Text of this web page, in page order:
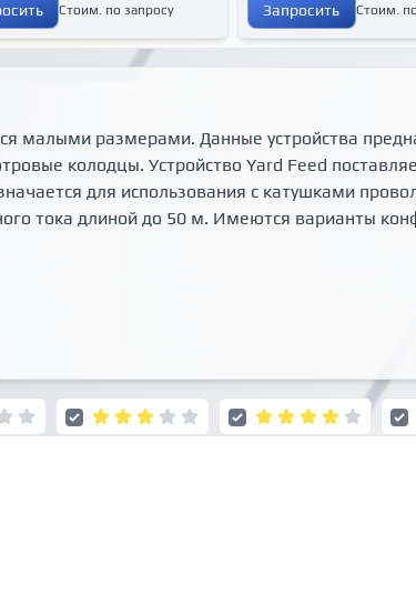
Стоим. по запросу Запросить Стоим.
малыми размерами. Данные устройства
колодцы. Устройство Yard Feed
для использования с катушками
тока длиной до 50 м. Имеются варианты